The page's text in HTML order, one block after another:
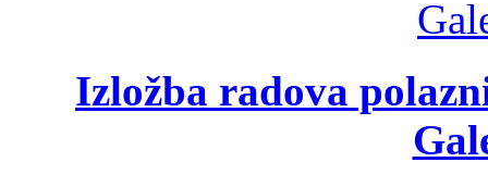
Izložba radova